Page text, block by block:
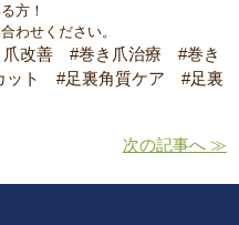
方！
わせください。
爪改善 #巻き爪治療 #巻き
ット #足裏角質ケア #足裏
次の記事へ ≫